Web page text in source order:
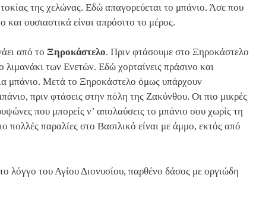
της χελώνας. Εδώ απαγορεύεται το μπάνιο. Άσε που
ουσιαστικά είναι απρόσιτο το μέρος.
από το Ξηροκάστελο. Πριν φτάσουμε στο Ξηροκάστελο
λιμανάκι των Ενετών. Εδώ χορταίνεις πράσινο και
μπάνιο. Μετά το Ξηροκάστελο όμως υπάρχουν
πριν φτάσεις στην πόλη της Ζακύνθου. Οι πιο μικρές
που μπορείς ν’ απολαύσεις το μπάνιο σου χωρίς τη
πολλές παραλίες στο Βασιλικό είναι με άμμο, εκτός από
λόγγο του Αγίου Διονυσίου, παρθένο δάσος με οργιώδη